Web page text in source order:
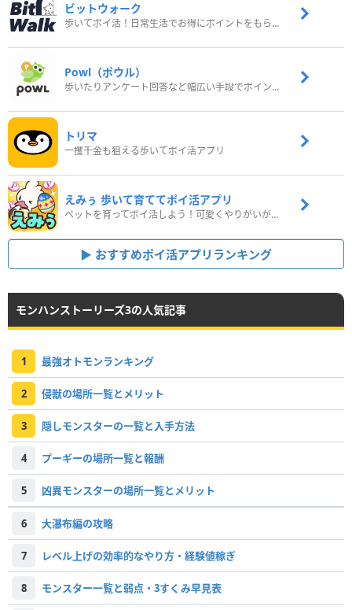
ビットウォーク
歩いてポイ活！日常生活でお得にポイントをもらおう
Powl（ポウル）
歩いたりアンケート回答など幅広い手段でポイントをゲット
トリマ
一攫千金も狙える歩いてポイ活アプリ
えみぅ 歩いて育ててポイ活アプリ
ペットを育ってポイ活しよう！可愛くやりがいがある新感覚アプリ
おすすめポイ活アプリランキング
モンハンストーリーズ3の人気記事
1 最強オトモンランキング
2 侵獣の場所一覧とメリット
3 隠しモンスターの一覧と入手方法
4 プーギーの場所一覧と報酬
5 凶異モンスターの場所一覧とメリット
6 大瀑布編の攻略
7 レベル上げの効率的なやり方・経験値稼ぎ
8 モンスター一覧と弱点・3すくみ早見表